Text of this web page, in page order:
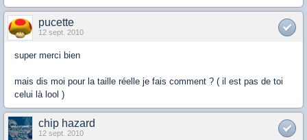
pucette
12 sept. 2010
super merci bien
mais dis moi pour la taille réelle je fais comment ? ( il est pas de toi
celui là lool )
chip hazard
12 sept. 2010